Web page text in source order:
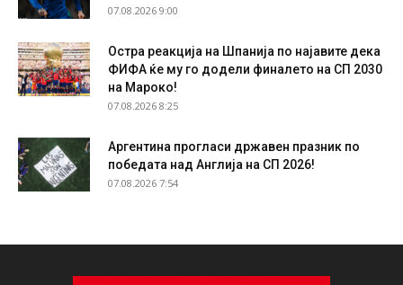
07.08.2026 9:00
Остра реакција на Шпанија по најавите дека
ФИФА ќе му го додели финалето на СП 2030
на Мароко!
07.08.2026 8:25
Аргентина прогласи државен празник по
победата над Англија на СП 2026!
07.08.2026 7:54